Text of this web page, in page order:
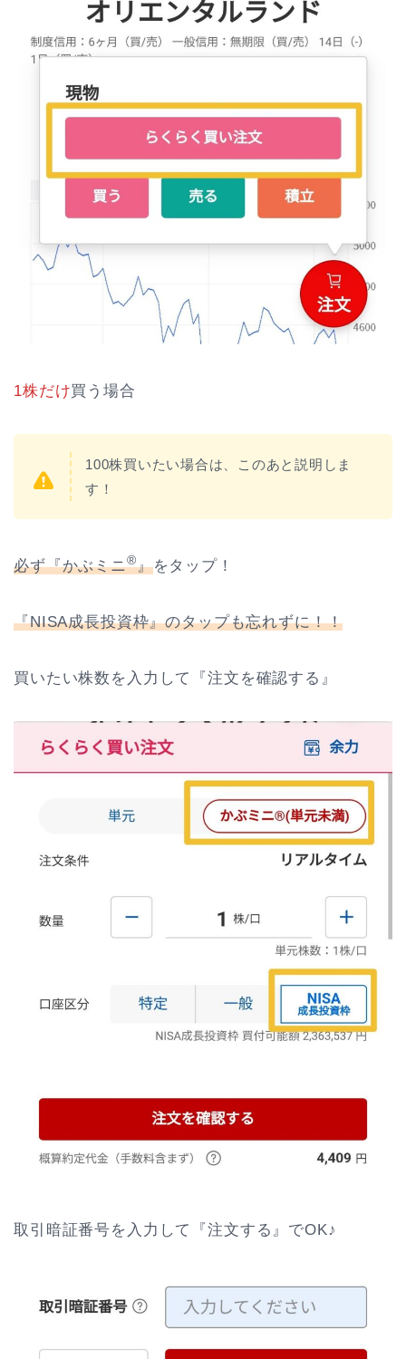
1株だけ買う場合
100株買いたい場合は、このあと説明しま
す！
必ず『かぶミニ®』をタップ！
『NISA成長投資枠』のタップも忘れずに！！
買いたい株数を入力して『注文を確認する』
取引暗証番号を入力して『注文する』でOK♪